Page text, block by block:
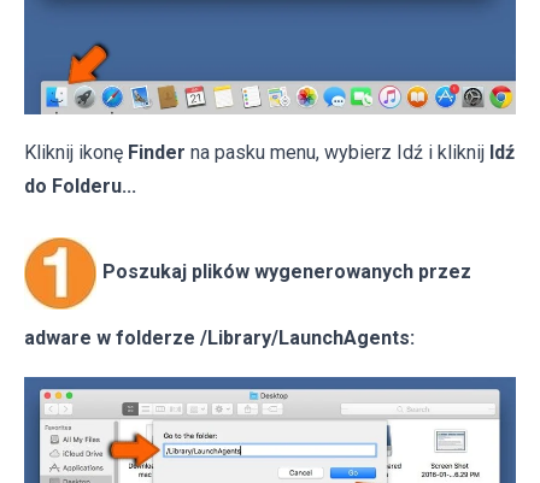
Kliknij ikonę Finder na pasku menu, wybierz Idź i kliknij Idź
do Folderu...
Poszukaj plików wygenerowanych przez
adware w folderze /Library/LaunchAgents: